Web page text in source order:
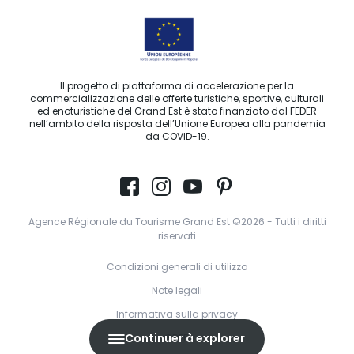
Continuer à explorer
Il progetto di piattaforma di accelerazione per la
commercializzazione delle offerte turistiche, sportive, culturali
ed enoturistiche del Grand Est è stato finanziato dal FEDER
nell’ambito della risposta dell’Unione Europea alla pandemia
da COVID-19.
Agence Régionale du Tourisme Grand Est ©2026 - Tutti i diritti
riservati
Condizioni generali di utilizzo
Note legali
Informativa sulla privacy
GDPR